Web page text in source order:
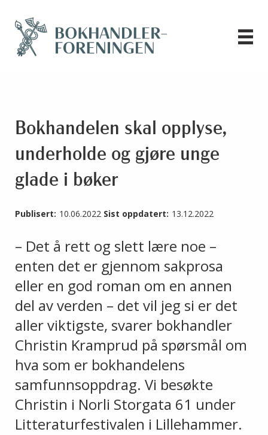
Bokhandelen skal opplyse,
underholde og gjøre unge
glade i bøker
Publisert: 10.06.2022 Sist oppdatert: 13.12.2022
– Det å rett og slett lære noe –
enten det er gjennom sakprosa
eller en god roman om en annen
del av verden – det vil jeg si er det
aller viktigste, svarer bokhandler
Christin Kramprud på spørsmål om
hva som er bokhandelens
samfunnsoppdrag. Vi besøkte
Christin i Norli Storgata 61 under
Litteraturfestivalen i Lillehammer.